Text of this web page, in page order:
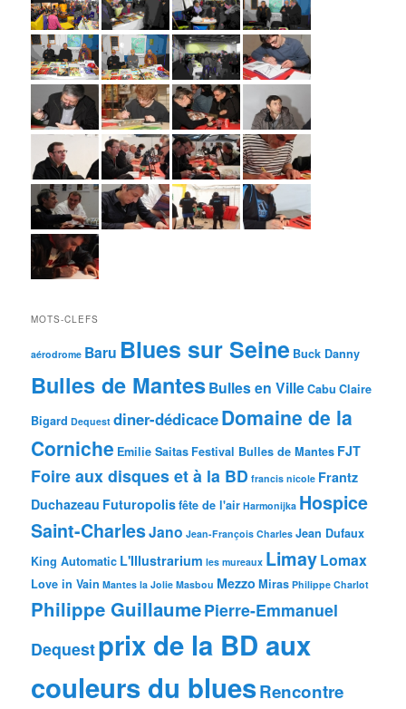
MOTS-CLEFS
aérodrome Baru Blues sur Seine Buck Danny
Bulles de MantesBulles en VilleCabu Claire
Bigard Dequest diner-dédicaceDomaine de la
Corniche Emilie Saitas Festival Bulles de Mantes FJT
Foire aux disques et à la BD francis nicole Frantz
Duchazeau Futuropolisfête de l'air Harmonijka Hospice
Saint-CharlesJano Jean-François Charles Jean Dufaux
King Automatic L'Illustrarium les mureaux LimayLomax
Love in Vain Mantes la Jolie Masbou Mezzo Miras Philippe Charlot
Philippe GuillaumePierre-Emmanuel
Dequestprix de la BD aux
couleurs du bluesRencontre